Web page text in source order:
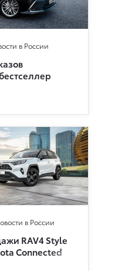
в России
в России
RAV4 Style
Connected